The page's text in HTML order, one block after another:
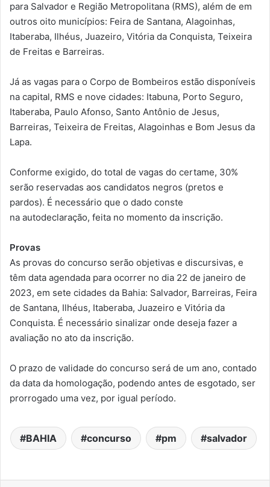
para Salvador e Região Metropolitana (RMS), além de em
outros oito municípios: Feira de Santana, Alagoinhas,
Itaberaba, Ilhéus, Juazeiro, Vitória da Conquista, Teixeira
de Freitas e Barreiras.
Já as vagas para o Corpo de Bombeiros estão disponíveis
na capital, RMS e nove cidades: Itabuna, Porto Seguro,
Itaberaba, Paulo Afonso, Santo Antônio de Jesus,
Barreiras, Teixeira de Freitas, Alagoinhas e Bom Jesus da
Lapa.
Conforme exigido, do total de vagas do certame, 30%
serão reservadas aos candidatos negros (pretos e
pardos). É necessário que o dado conste
na autodeclaração, feita no momento da inscrição.
Provas
As provas do concurso serão objetivas e discursivas, e
têm data agendada para ocorrer no dia 22 de janeiro de
2023, em sete cidades da Bahia: Salvador, Barreiras, Feira
de Santana, Ilhéus, Itaberaba, Juazeiro e Vitória da
Conquista. É necessário sinalizar onde deseja fazer a
avaliação no ato da inscrição.
O prazo de validade do concurso será de um ano, contado
da data da homologação, podendo antes de esgotado, ser
prorrogado uma vez, por igual período.
BAHIA concurso pm salvador